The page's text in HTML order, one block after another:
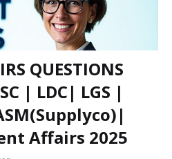
QUESTIONS
| LDC| LGS |
Affairs 2025